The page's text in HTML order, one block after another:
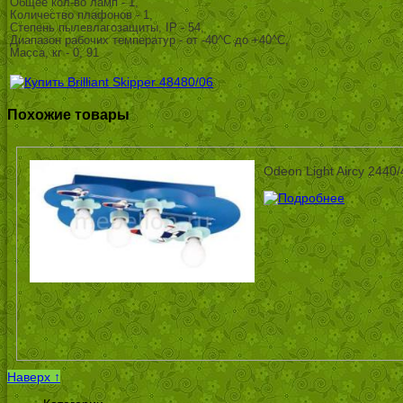
Общее кол-во ламп - 1,
Количество плафонов - 1,
Степень пылевлагозащиты, IP - 54,
Диапазон рабочих температур - от -40^C до +40^C,
Масса, кг - 0, 91
Похожие товары
Odeon Light Aircy 2440/
Наверх ↑